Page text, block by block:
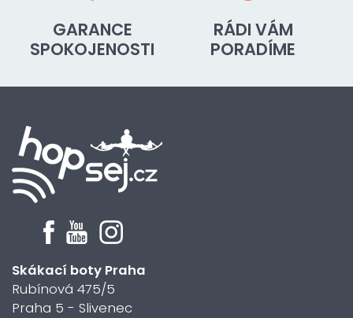
GARANCE
SPOKOJENOSTI
RÁDI VÁM
PORADÍME
Skákací boty Praha
Rubínová 475/5
Praha 5 - Slivenec